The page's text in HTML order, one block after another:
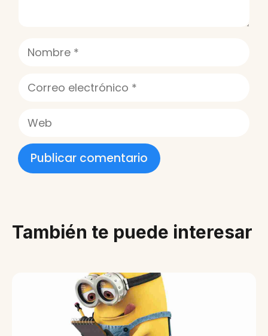
Nombre
Correo
electrónico
Web
También te puede interesar